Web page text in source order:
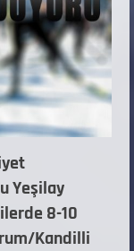
Yeşilay
8-10
Kandilli